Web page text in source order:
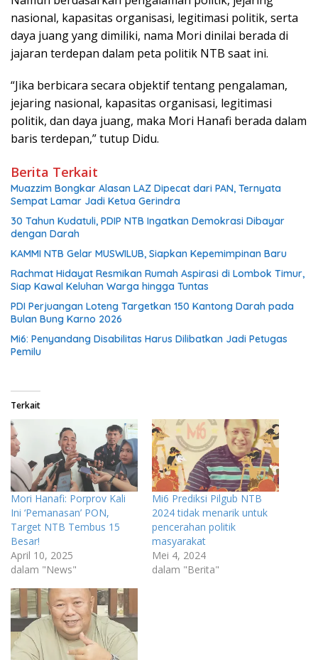
nasional, kapasitas organisasi, legitimasi politik, serta
daya juang yang dimiliki, nama Mori dinilai berada di
jajaran terdepan dalam peta politik NTB saat ini.
“Jika berbicara secara objektif tentang pengalaman,
jejaring nasional, kapasitas organisasi, legitimasi
politik, dan daya juang, maka Mori Hanafi berada dalam
baris terdepan,” tutup Didu.
Berita Terkait
Muazzim Bongkar Alasan LAZ Dipecat dari PAN, Ternyata
Sempat Lamar Jadi Ketua Gerindra
30 Tahun Kudatuli, PDIP NTB Ingatkan Demokrasi Dibayar
dengan Darah
KAMMI NTB Gelar MUSWILUB, Siapkan Kepemimpinan Baru
Rachmat Hidayat Resmikan Rumah Aspirasi di Lombok Timur,
Siap Kawal Keluhan Warga hingga Tuntas
PDI Perjuangan Loteng Targetkan 150 Kantong Darah pada
Bulan Bung Karno 2026
Mi6: Penyandang Disabilitas Harus Dilibatkan Jadi Petugas
Pemilu
Terkait
Mori Hanafi: Porprov Kali
Ini ‘Pemanasan’ PON,
Target NTB Tembus 15
Besar!
April 10, 2025
dalam "News"
Mi6 Prediksi Pilgub NTB
2024 tidak menarik untuk
pencerahan politik
masyarakat
Mei 4, 2024
dalam "Berita"